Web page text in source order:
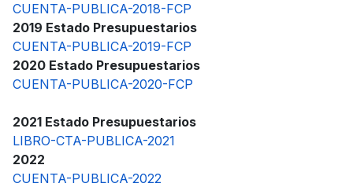
CUENTA-PUBLICA-2018-FCP
2019 Estado Presupuestarios
CUENTA-PUBLICA-2019-FCP
2020 Estado Presupuestarios
CUENTA-PUBLICA-2020-FCP
2021 Estado Presupuestarios
LIBRO-CTA-PUBLICA-2021
2022
CUENTA-PUBLICA-2022